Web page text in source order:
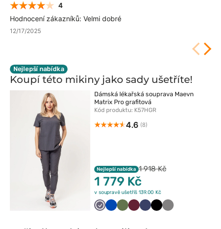
4
Hodnocení zákazníků: Velmi dobré
12/17/2025
Nejlepší nabídka
Koupí této mikiny jako sady ušetříte!
Dámská lékařská souprava Maevn
Matrix Pro grafitová
Kód produktu: K57HGR
4.6 (8)
Nejlepší nabídka 1 918 Kč
1 779 Kč
v soupravě ušetříš 139.00 Kč
SzaryKrólewski
Oliwkowy
Wiśniowy
CiemnyCzarnySzary